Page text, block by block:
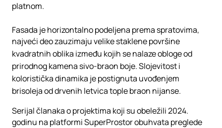
platnom.
Fasada je horizontalno podeljena prema spratovima,
najveći deo zauzimaju velike staklene površine
kvadratnih oblika između kojih se nalaze obloge od
prirodnog kamena sivo-braon boje. Slojevitost i
koloristička dinamika je postignuta uvođenjem
brisoleja od drvenih letvica tople braon nijanse.
Serijal članaka o projektima koji su obeležili 2024.
godinu na platformi SuperProstor obuhvata preglede